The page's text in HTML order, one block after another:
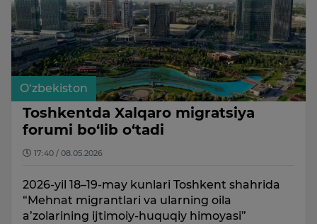
O‘zbekiston
Toshkentda Xalqaro migratsiya
forumi bo‘lib o‘tadi
17:40 / 08.05.2026
2026-yil 18–19-may kunlari Toshkent shahrida
“Mehnat migrantlari va ularning oila
a’zolarining ijtimoiy-huquqiy himoyasi”